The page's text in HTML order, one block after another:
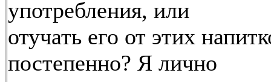
употребления, или
отучать его от этих
постепенно? Я лично